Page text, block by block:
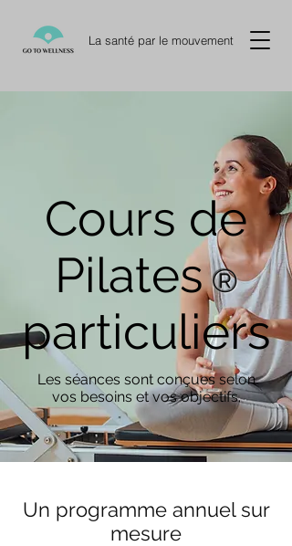
La santé par le mouvement
Cours de
Pilates ®
particuliers
Les séances sont conçues selon
vos besoins et vos objectifs.
Un programme annuel sur
mesure